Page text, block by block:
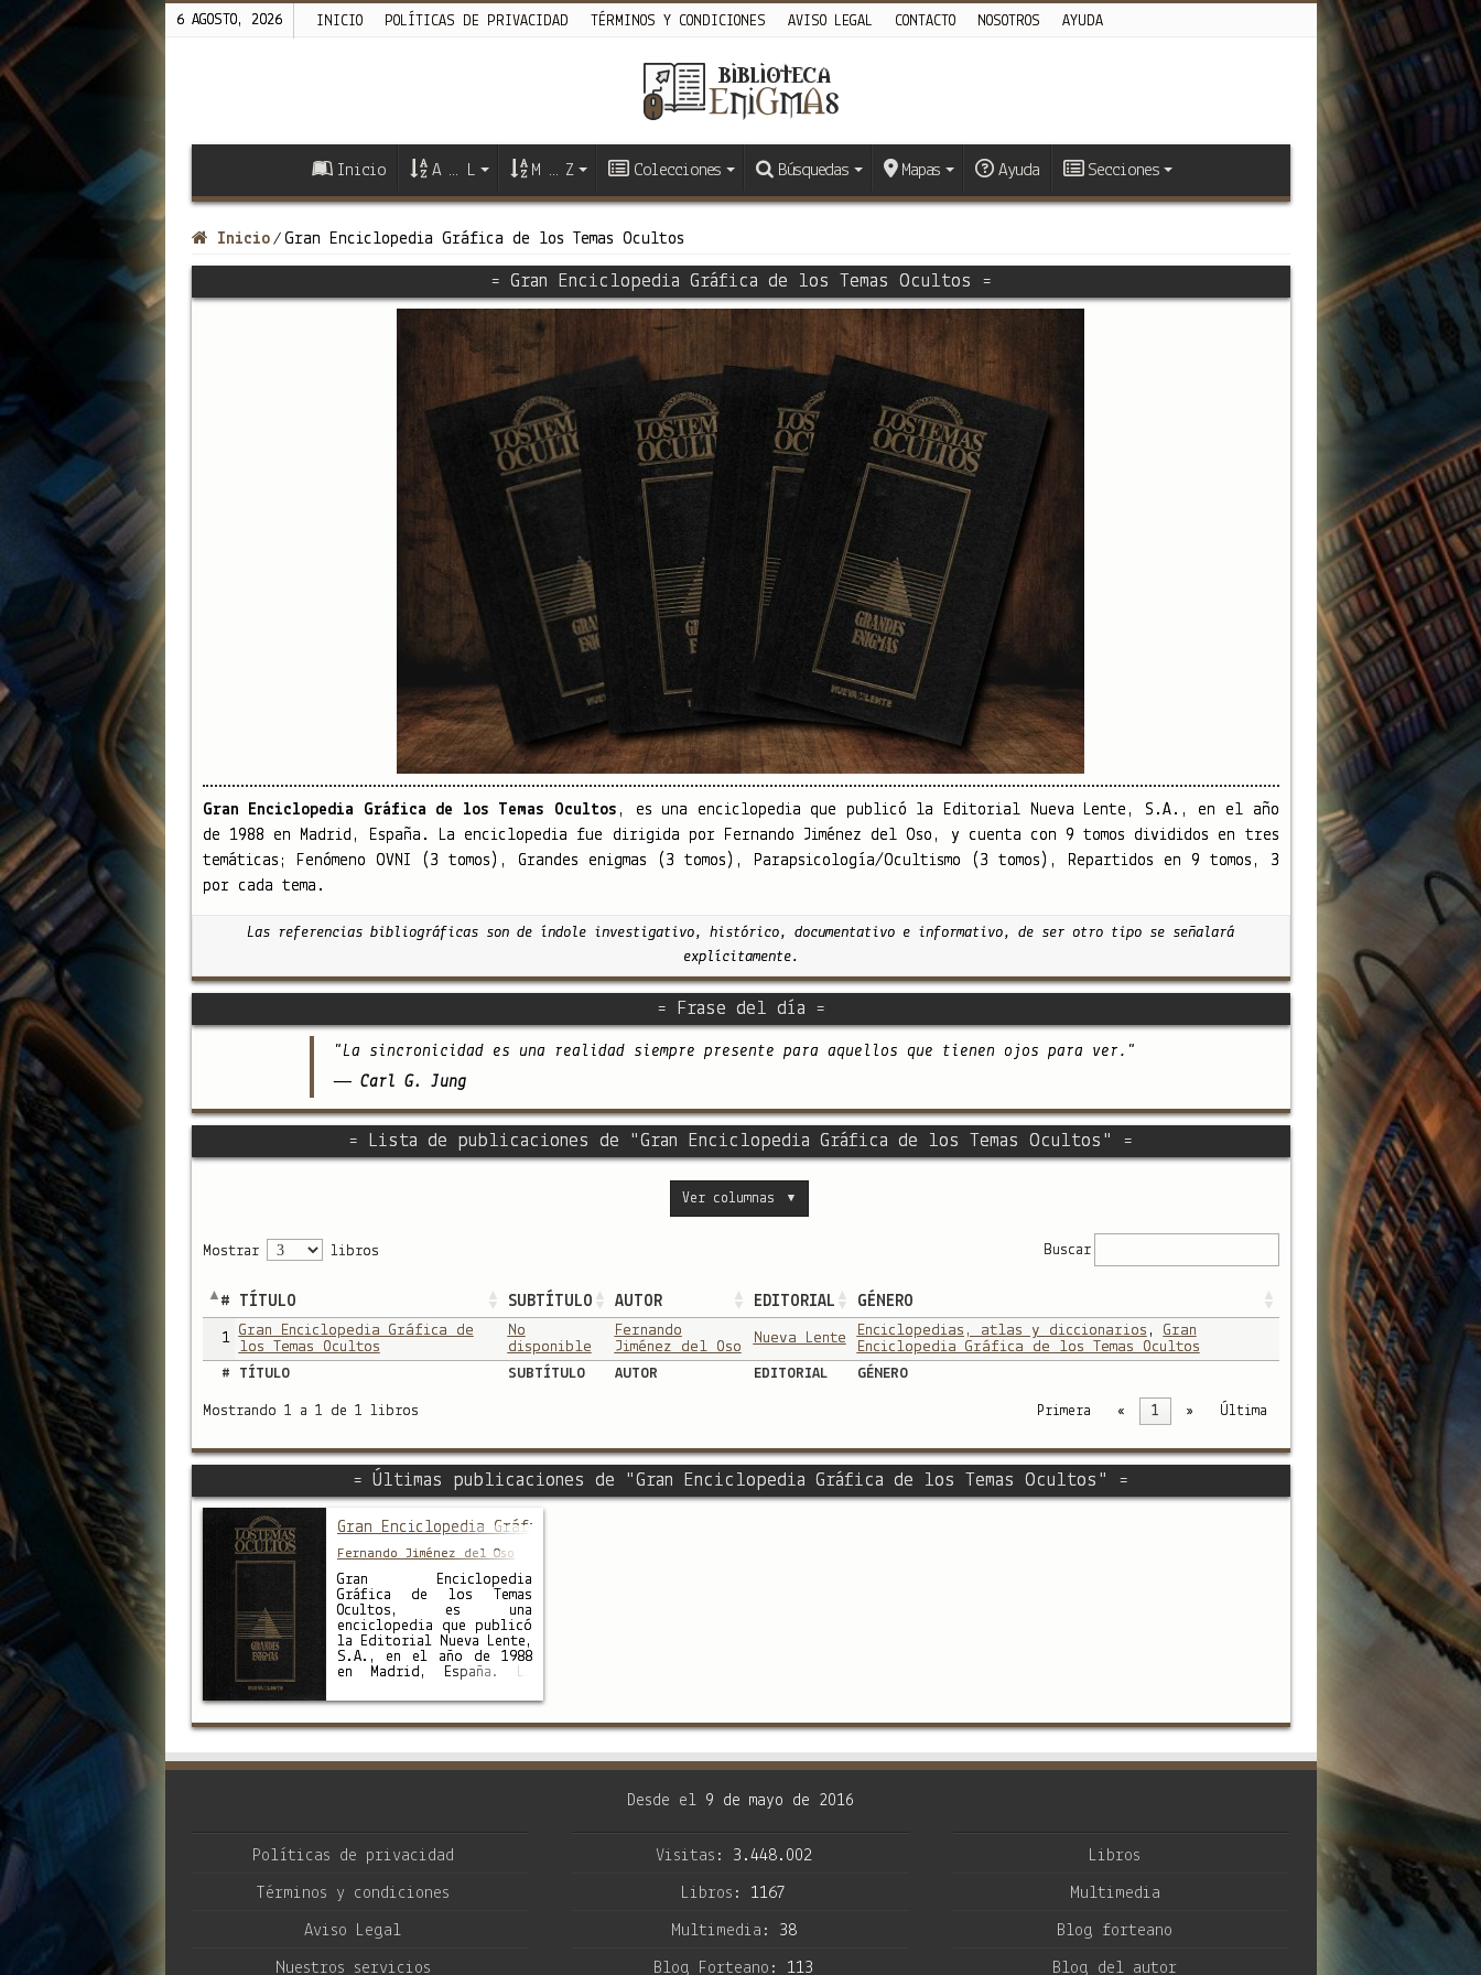
6 AGOSTO, 2026 INICIO POLÍTICAS DE PRIVACIDAD TÉRMINOS Y CONDICIONES AVISO LEGAL CONTACTO NOSOTROS AYUDA
Inicio A … L M … Z Colecciones Búsquedas Mapas Ayuda Secciones
Inicio / Gran Enciclopedia Gráfica de los Temas Ocultos
= Gran Enciclopedia Gráfica de los Temas Ocultos =
Gran Enciclopedia Gráfica de los Temas Ocultos , es una enciclopedia que publicó la Editorial Nueva Lente, S.A., en el año
de 1988 en Madrid, España. La enciclopedia fue dirigida por Fernando Jiménez del Oso, y cuenta con 9 tomos divididos en tres
temáticas; Fenómeno OVNI (3 tomos), Grandes enigmas (3 tomos), Parapsicología/Ocultismo (3 tomos), Repartidos en 9 tomos, 3
por cada tema.
Las referencias bibliográficas son de índole investigativo, histórico, documentativo e informativo, de ser otro tipo se señalará
explícitamente.
= Frase del día =
"La sincronicidad es una realidad siempre presente para aquellos que tienen ojos para ver."
— Carl G. Jung
= Lista de publicaciones de "Gran Enciclopedia Gráfica de los Temas Ocultos" =
Ver columnas ▼
Mostrar libros Buscar
# TÍTULO SUBTÍTULO AUTOR EDITORIAL GÉNERO
1 Gran Enciclopedia Gráfica de
los Temas Ocultos
No
disponible
Fernando
Jiménez del Oso
Nueva Lente Enciclopedias, atlas y diccionarios , Gran
Enciclopedia Gráfica de los Temas Ocultos
#
TÍTULO SUBTÍTULO AUTOR EDITORIAL GÉNERO
Mostrando 1 a 1 de 1 libros Primera « 1 » Última
= Últimas publicaciones de "Gran Enciclopedia Gráfica de los Temas Ocultos" =
Gran Enciclopedia Gráfica de los Temas Ocultos
Fernando Jiménez del Oso
Gran Enciclopedia
Gráfica de los Temas
Ocultos, es una
enciclopedia que publicó
la Editorial Nueva Lente,
S.A., en el año de 1988
en Madrid, España. La
dirigida por Fernando
con 9 tomos divididos en
tres temáticas:: Fenómeno
OVNI (3 tomos) Grandes
Desde el 9 de mayo de 2016
Políticas de privacidad
Términos y condiciones
Aviso Legal
Nuestros servicios
Visitas: 3.448.002
Libros: 1167
Multimedia: 38
Blog Forteano: 113
Libros
Multimedia
Blog forteano
Blog del autor